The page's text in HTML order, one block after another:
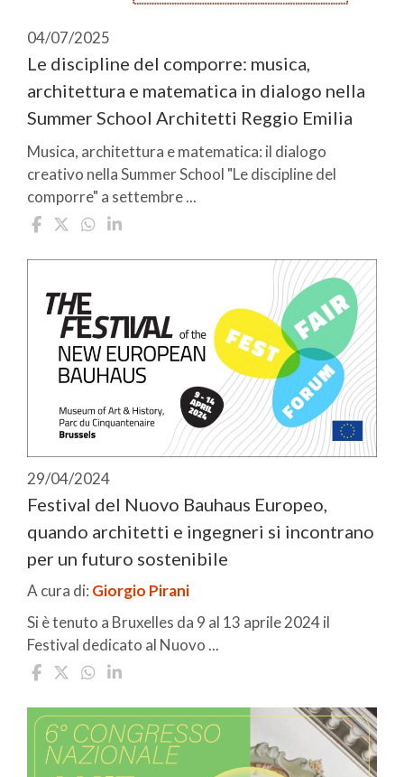
04/07/2025
Le discipline del comporre: musica,
architettura e matematica in dialogo nella
Summer School Architetti Reggio Emilia
Musica, architettura e matematica: il dialogo
creativo nella Summer School "Le discipline del
comporre" a settembre ...
29/04/2024
Festival del Nuovo Bauhaus Europeo,
quando architetti e ingegneri si incontrano
per un futuro sostenibile
A cura di: Giorgio Pirani
Si è tenuto a Bruxelles da 9 al 13 aprile 2024 il
Festival dedicato al Nuovo ...